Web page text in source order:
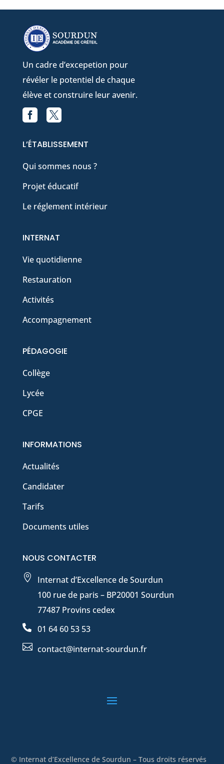
Un cadre d’excepetion pour
révéler le potentiel de chaque
élève et construire leur avenir.
 Facebook

L’ÉTABLISSEMENT
Qui sommes nous ?
Projet éducatif
Le réglement intérieur
INTERNAT
Vie quotidienne
Restauration
Activités
Accompagnement
PÉDAGOGIE
Collège
Lycée
CPGE
INFORMATIONS
Actualités
Candidater
Tarifs
Documents utiles
NOUS CONTACTER

Internat d’Excellence de Sourdun
100 rue de paris – BP20001 Sourdun
77487 Provins cedex
 01 64 60 53 53
 contact@internat-sourdun.fr
© Internat d’Excellence de Sourdun – Tous droits réservés